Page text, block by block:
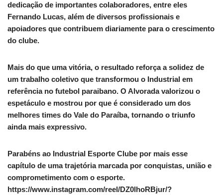
dedicação de importantes colaboradores, entre eles
Fernando Lucas, além de diversos profissionais e
apoiadores que contribuem diariamente para o crescimento
do clube.
Mais do que uma vitória, o resultado reforça a solidez de
um trabalho coletivo que transformou o Industrial em
referência no futebol paraibano. O Alvorada valorizou o
espetáculo e mostrou por que é considerado um dos
melhores times do Vale do Paraíba, tornando o triunfo
ainda mais expressivo.
Parabéns ao Industrial Esporte Clube por mais esse
capítulo de uma trajetória marcada por conquistas, união e
comprometimento com o esporte.
https://www.instagram.com/reel/DZ0lhoRBjur/?